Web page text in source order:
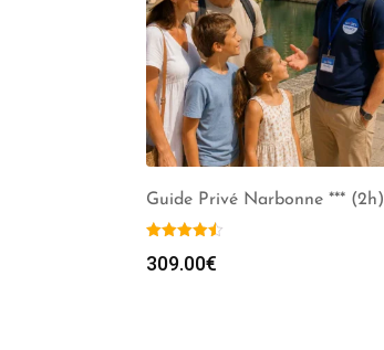
Guide Privé Narbonne *** (2h)
309.00€